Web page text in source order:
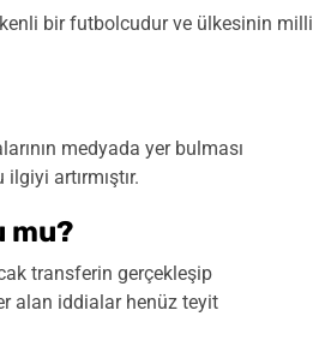
bir futbolcudur ve ülkesinin milli
medyada yer bulması
artırmıştır.
mu?
transferin gerçekleşip
alan iddialar henüz teyit